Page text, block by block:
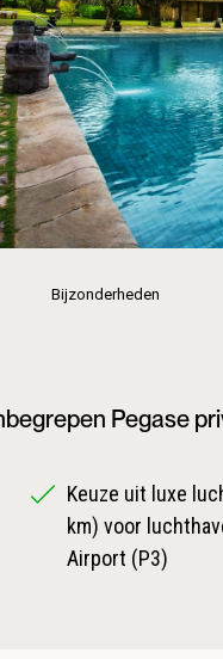
Bijzonderheden
Pegase
Keuze uit luxe
km) voor
Airport (P3)